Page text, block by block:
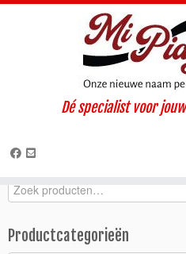
Dé specialist voor
Onderdelen / accessoires »
Zoeken
Zoeken
naar:
Productcategorieën